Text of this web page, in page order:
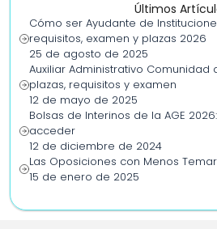
Últimos
Cómo ser Ayudante de
requisitos, examen y plazas 2026
25 de agosto de 2025
Auxiliar Administrativo Comunidad
plazas, requisitos y examen
12 de mayo de 2025
Bolsas de Interinos de la AGE
acceder
12 de diciembre de 2024
Las Oposiciones con Menos
15 de enero de 2025